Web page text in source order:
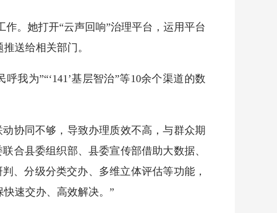
。她打开“云声回响”治理平台，运用平台
送给相关部门。
为”“‘141’基层智治”等10余个渠道的数
协同不够，导致办理质效不高，与群众期
合县委组织部、县委宣传部借助大数据、
、分级分类交办、多维立体评估等功能，
速交办、高效解决。”